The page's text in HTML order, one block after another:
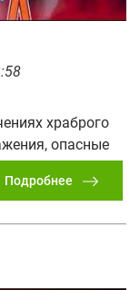
храброго
опасные
Подробнее